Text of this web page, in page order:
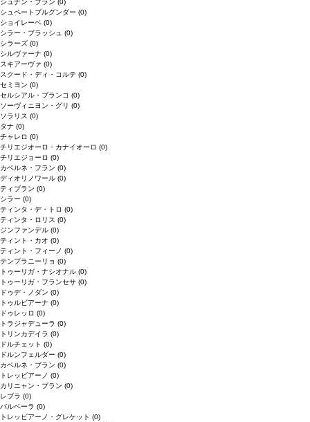
シュナン・ブラン (0)
シュペートブルグンダー (0)
ショイレーベ (0)
シラー・ブラッシュ (0)
シラーズ (0)
シルヴァーナ (0)
スキアーヴァ (0)
スクード・ディ・コルテ (0)
セミヨン (0)
セルシアル・ブランコ (0)
ソーヴィニヨン・グリ (0)
ソラリス (0)
タナ (0)
チャレロ (0)
チリエジオーロ・カナイオーロ (0)
チリエジョーロ (0)
カベルネ・フラン (0)
ディオリノワール (0)
ティブラン (0)
シラー (0)
ティンタ・デ・トロ (0)
ティンタ・ロリス (0)
ジンファンデル (0)
ティント・カオ (0)
ティント・フィーノ (0)
テンプラニーリョ (0)
トゥーリガ・ナシオナル (0)
トゥーリガ・フランセサ (0)
ドゥデ・ノダン (0)
トゥルビアーナ (0)
ドゥレッロ (0)
トラジャデューラ (0)
トリンカデイラ (0)
ドルチェット (0)
ドルンフェルダー (0)
カベルネ・ブラン (0)
トレッビアーノ (0)
カリニャン・ブラン (0)
レブラ (0)
バルベーラ (0)
トレッビアーノ・グレケット (0)